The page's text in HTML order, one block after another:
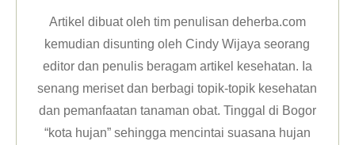
Artikel dibuat oleh tim penulisan deherba.com
kemudian disunting oleh Cindy Wijaya seorang
editor dan penulis beragam artikel kesehatan. Ia
senang meriset dan berbagi topik-topik kesehatan
dan pemanfaatan tanaman obat. Tinggal di Bogor
“kota hujan” sehingga mencintai suasana hujan